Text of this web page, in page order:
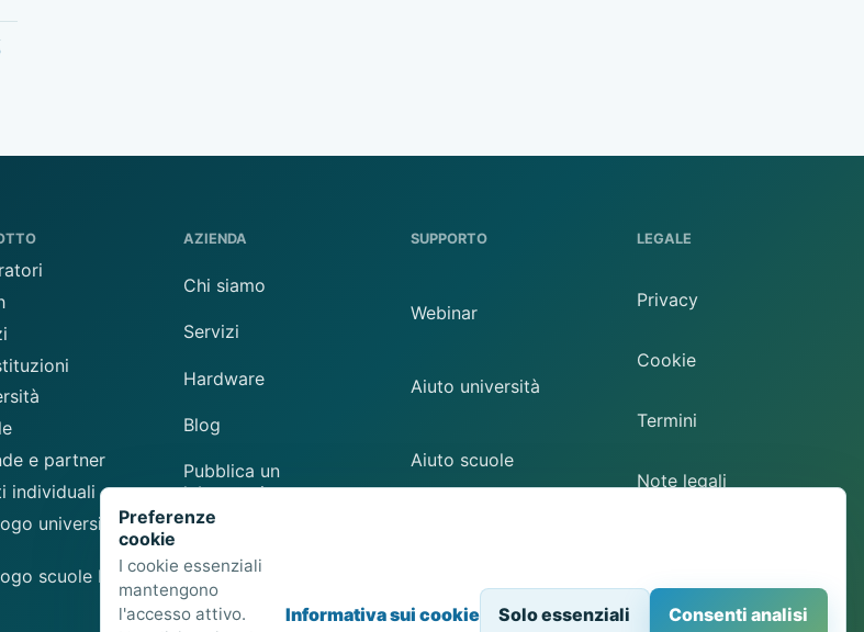
e partner
individuali
universitario
scuole PDF
AZIENDA
Chi siamo
Servizi
Hardware
Blog
Pubblica un
laboratorio
laboratorio
SUPPORTO
Webinar
Aiuto università
Aiuto scuole
LEGALE
Privacy
Cookie
Termini
Note legali
Preferenze
cookie
I cookie essenziali
mantengono
l'accesso attivo.
Informativa sui cookie Solo essenziali Consenti analisi